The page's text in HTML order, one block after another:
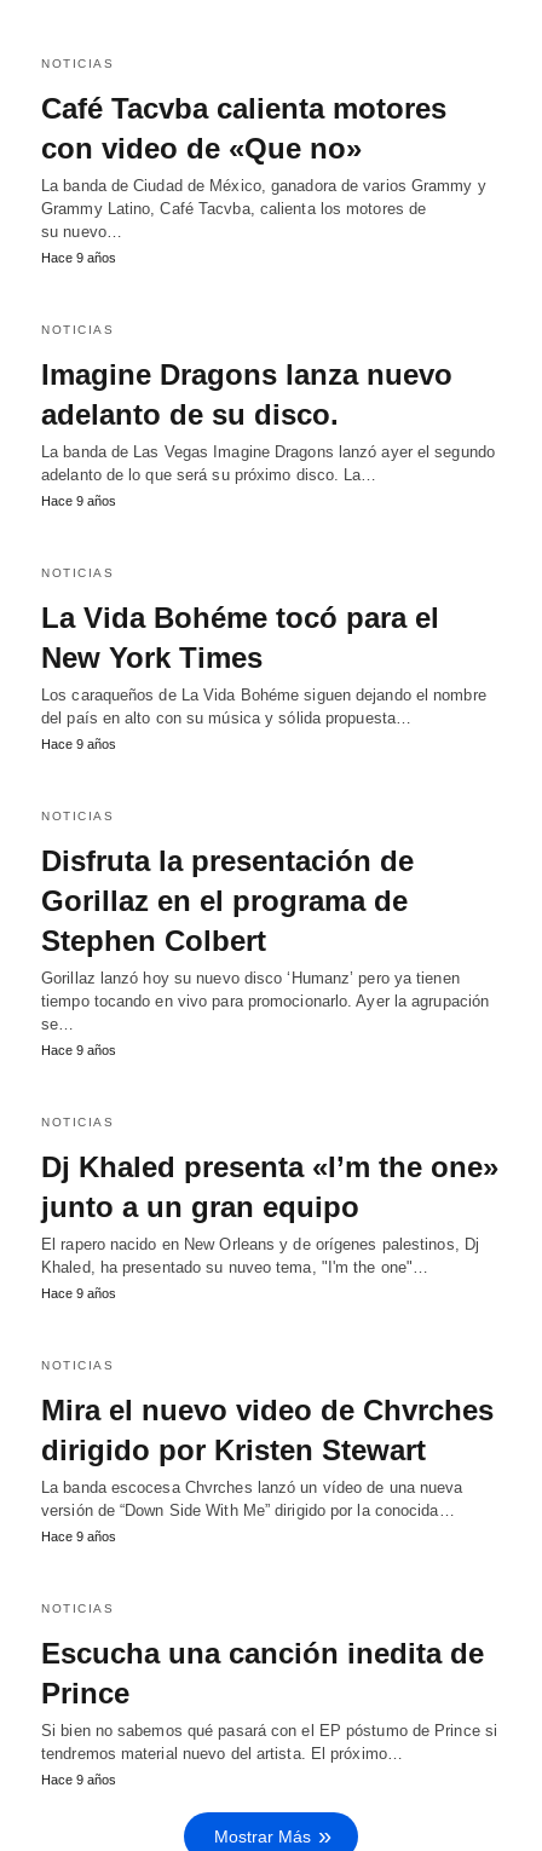
NOTICIAS
Café Tacvba calienta motores
con video de «Que no»
La banda de Ciudad de México, ganadora de varios Grammy y
Grammy Latino, Café Tacvba, calienta los motores de
su nuevo…
Hace 9 años
NOTICIAS
Imagine Dragons lanza nuevo
adelanto de su disco.
La banda de Las Vegas Imagine Dragons lanzó ayer el segundo
adelanto de lo que será su próximo disco. La…
Hace 9 años
NOTICIAS
La Vida Bohéme tocó para el
New York Times
Los caraqueños de La Vida Bohéme siguen dejando el nombre
del país en alto con su música y sólida propuesta…
Hace 9 años
NOTICIAS
Disfruta la presentación de
Gorillaz en el programa de
Stephen Colbert
Gorillaz lanzó hoy su nuevo disco ‘Humanz’ pero ya tienen
tiempo tocando en vivo para promocionarlo. Ayer la agrupación
se…
Hace 9 años
NOTICIAS
Dj Khaled presenta «I’m the one»
junto a un gran equipo
El rapero nacido en New Orleans y de orígenes palestinos, Dj
Khaled, ha presentado su nuveo tema, "I'm the one"…
Hace 9 años
NOTICIAS
Mira el nuevo video de Chvrches
dirigido por Kristen Stewart
La banda escocesa Chvrches lanzó un vídeo de una nueva
versión de “Down Side With Me” dirigido por la conocida…
Hace 9 años
NOTICIAS
Escucha una canción inedita de
Prince
Si bien no sabemos qué pasará con el EP póstumo de Prince si
tendremos material nuevo del artista. El próximo…
Hace 9 años
Mostrar Más